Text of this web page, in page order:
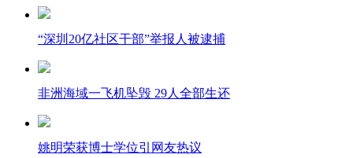
“深圳20亿社区干部”举报人被逮捕
非洲海域一飞机坠毁 29人全部生还
姚明荣获博士学位引网友热议